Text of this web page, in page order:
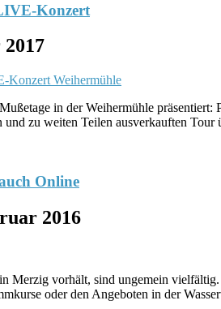
Konzert
in der Weihermühle präsentiert:
und zu weiten Teilen ausverkauften
Online
2016
vorhält, sind ungemein
oder den Angeboten in der